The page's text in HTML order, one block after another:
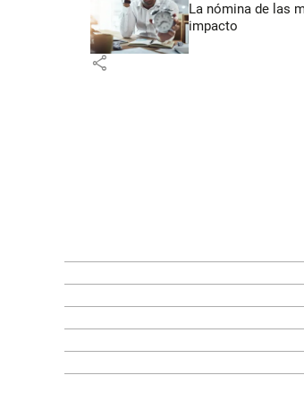
La nómina de las
impacto
share